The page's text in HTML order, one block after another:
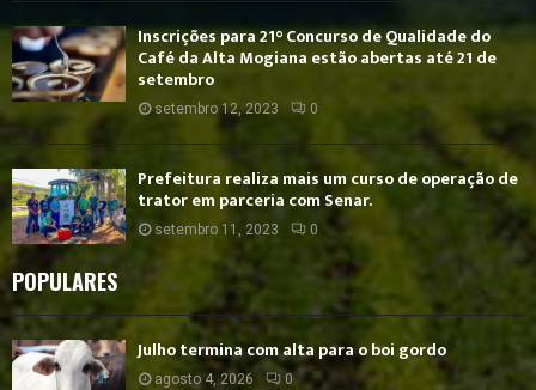
Inscrições para 21° Concurso de Qualidade do
Café da Alta Mogiana estão abertas até 21 de
setembro
setembro 12, 2023 0
Prefeitura realiza mais um curso de operação de
trator em parceria com Senar.
setembro 11, 2023 0
POPULARES
Julho termina com alta para o boi gordo
agosto 4, 2026 0